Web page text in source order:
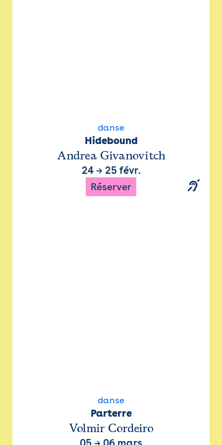
danse
Hidebound
Andrea Givanovitch
24→ 25 févr.
Réserver
danse
Parterre
Volmir Cordeiro